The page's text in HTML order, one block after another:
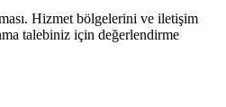
Hizmet bölgelerini ve iletişim
talebiniz için değerlendirme